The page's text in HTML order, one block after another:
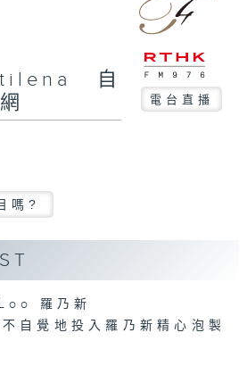
自
電台直播
嗎?
羅乃新
自覺地投入羅乃新精心泡製